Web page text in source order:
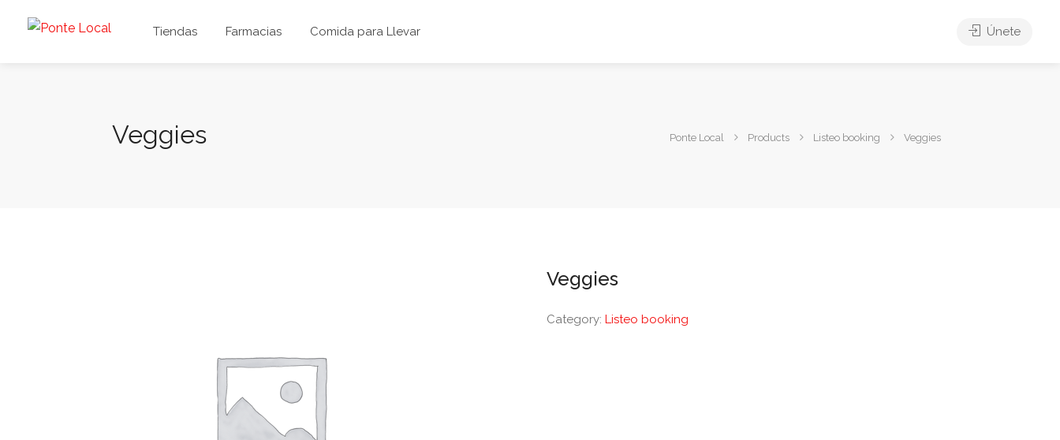
Tiendas Farmacias Comida para Llevar Únete
Veggies Ponte Local Products Listeo booking Veggies
Veggies
Category:Listeo booking